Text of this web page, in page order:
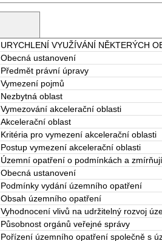
URYCHLENÍ VYUŽÍVÁNÍ NĚKTERÝCH
Obecná ustanovení
Předmět právní úpravy
Vymezení pojmů
Nezbytná oblast
Vymezování akcelerační oblasti
Akcelerační oblast
Kritéria pro vymezení akcelerační oblasti
Postup vymezení akcelerační oblasti
Územní opatření o podmínkách a
Obecná ustanovení
Podmínky vydání územního opatření
Obsah územního opatření
Vyhodnocení vlivů na udržitelný rozvoj
Působnost orgánů veřejné správy
Pořízení územního opatření společně s